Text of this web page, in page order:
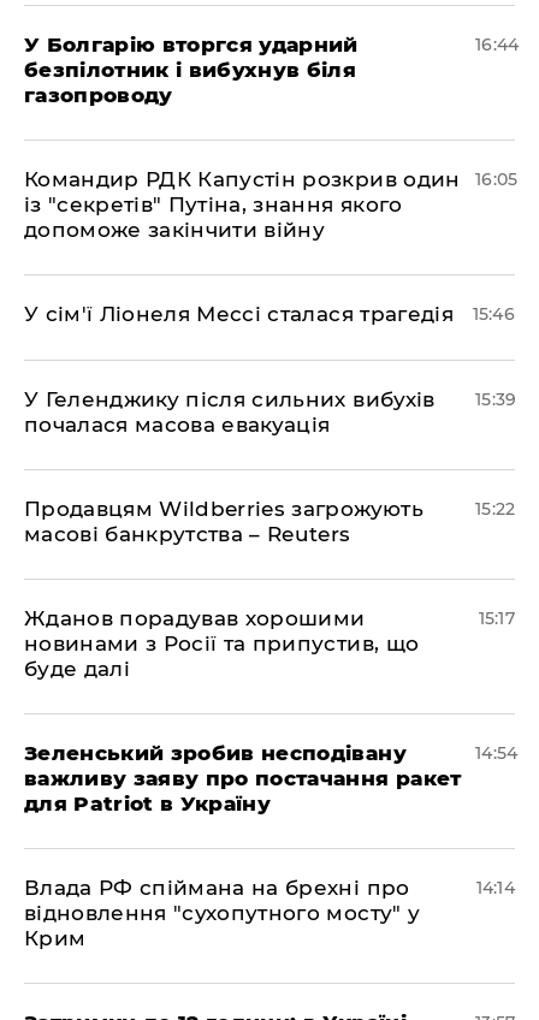
У Болгарію вторгся ударний
безпілотник і вибухнув біля
газопроводу
16:44
Командир РДК Капустін розкрив один
із "секретів" Путіна, знання якого
допоможе закінчити війну
16:05
У сім'ї Ліонеля Мессі сталася трагедія 15:46
У Геленджику після сильних вибухів
почалася масова евакуація
15:39
Продавцям Wildberries загрожують
масові банкрутства – Reuters
15:22
Жданов порадував хорошими
новинами з Росії та припустив, що
буде далі
15:17
Зеленський зробив несподівану
важливу заяву про постачання ракет
для Patriot в Україну
14:54
Влада РФ спіймана на брехні про
відновлення "сухопутного мосту" у
Крим
14:14